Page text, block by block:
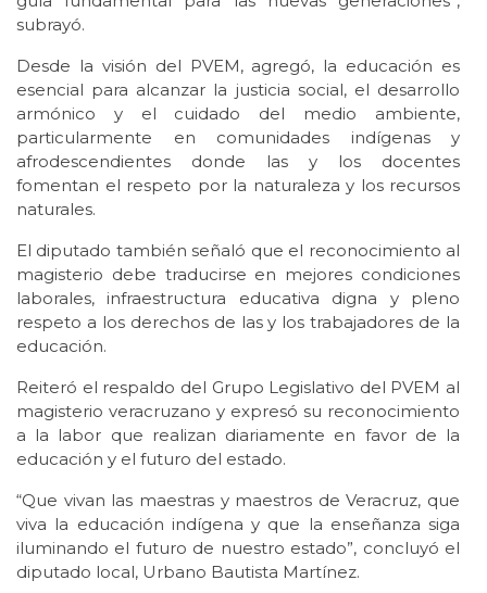
subrayó.
Desde la visión del PVEM, agregó, la educación es
esencial para alcanzar la justicia social, el desarrollo
armónico y el cuidado del medio ambiente,
particularmente en comunidades indígenas y
afrodescendientes donde las y los docentes
fomentan el respeto por la naturaleza y los recursos
naturales.
El diputado también señaló que el reconocimiento al
magisterio debe traducirse en mejores condiciones
laborales, infraestructura educativa digna y pleno
respeto a los derechos de las y los trabajadores de la
educación.
Reiteró el respaldo del Grupo Legislativo del PVEM al
magisterio veracruzano y expresó su reconocimiento
a la labor que realizan diariamente en favor de la
educación y el futuro del estado.
“Que vivan las maestras y maestros de Veracruz, que
viva la educación indígena y que la enseñanza siga
iluminando el futuro de nuestro estado”, concluyó el
diputado local, Urbano Bautista Martínez.